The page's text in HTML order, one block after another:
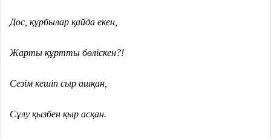
Дос, құрбылар қайда екен,
Жарты құртты бөліскен?!
Сезім кешіп сыр ашқан,
Сұлу қызбен қыр асқан.